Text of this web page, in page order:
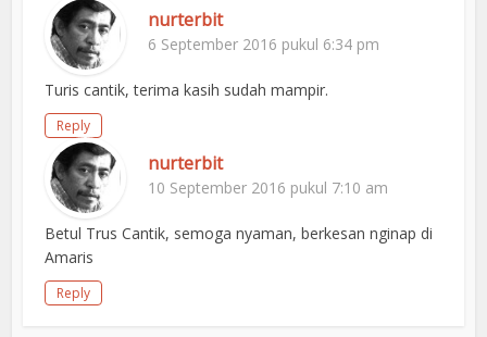
nurterbit
6 September 2016 pukul 6:34 pm
Turis cantik, terima kasih sudah mampir.
Reply
nurterbit
10 September 2016 pukul 7:10 am
Betul Trus Cantik, semoga nyaman, berkesan nginap di
Amaris
Reply